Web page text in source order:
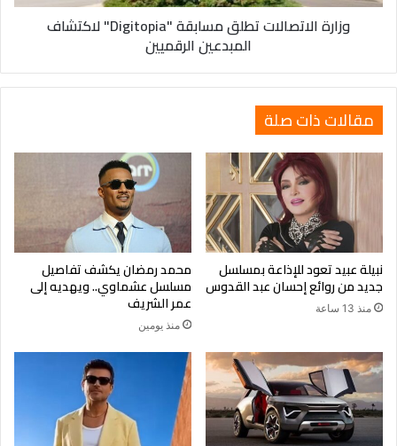
وزارة الاتصالات تطلق مسابقة "Digitopia" لاكتشاف
المبدعين الرقميين
مقالات ذات صلة
نبيلة عبيد تعود للإذاعة بمسلسل
جديد من روائع إحسان عبد القدوس
منذ 13 ساعة
محمد رمضان يكشف تفاصيل
مسلسل عشماوي.. ويهديه إلى
عمر الشريف
منذ يومين